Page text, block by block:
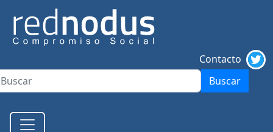
Contacto
Buscar